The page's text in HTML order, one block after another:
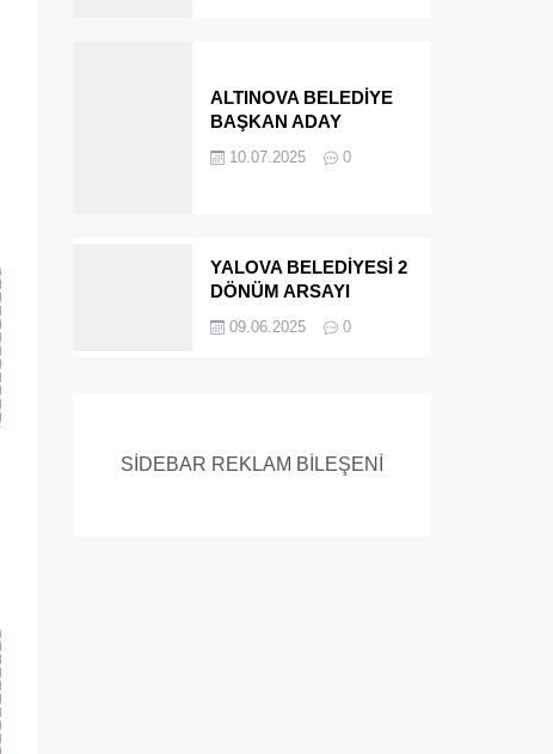
ALTINOVA BELEDİYE
BAŞKAN ADAY
MÜEBBET ALDI FİRAR
10.07.2025 0
YALOVA BELEDİYESİ 2
DÖNÜM ARSAYI
09.06.2025 0
SİDEBAR REKLAM BİLEŞENİ